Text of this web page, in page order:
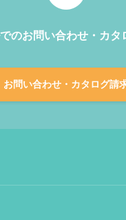
のお問い合わせ・カタ
お問い合わせ・カタログ請